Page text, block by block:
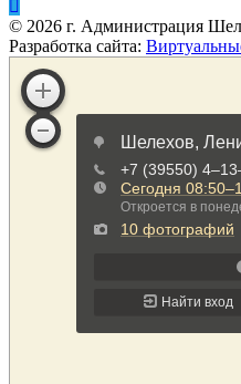
© 2026 г. Администрация
Разработка сайта: